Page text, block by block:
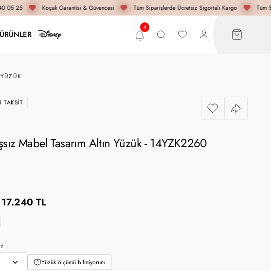
05 25 Koçak Garantisi & Güvencesi Tüm Siparişlerde Ücretsiz Sigortalı Kargo Tüm
TAKSIT
Mabel Tasarım Altın Yüzük - 14YZK2260
17.240 TL
Yüzük ölçümü bilmiyorum